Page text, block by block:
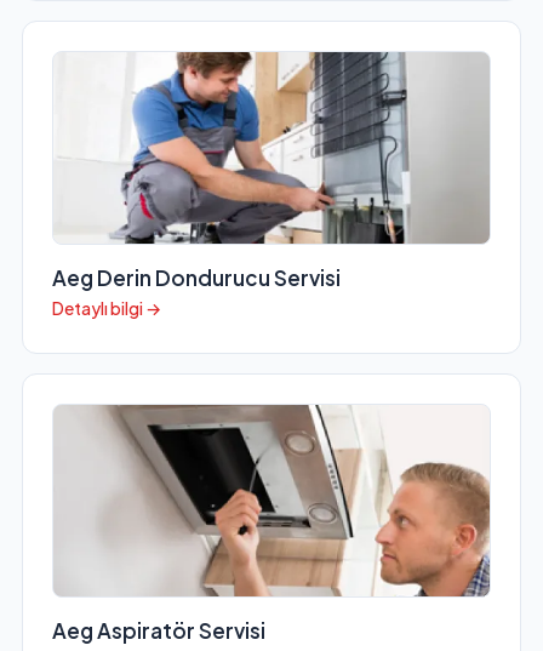
Aeg Derin Dondurucu Servisi
Detaylı bilgi →
Aeg Aspiratör Servisi